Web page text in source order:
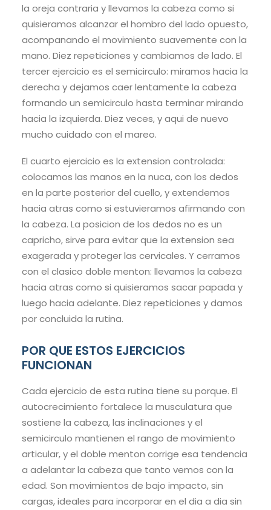
la oreja contraria y llevamos la cabeza como si
quisieramos alcanzar el hombro del lado opuesto,
acompanando el movimiento suavemente con la
mano. Diez repeticiones y cambiamos de lado. El
tercer ejercicio es el semicirculo: miramos hacia la
derecha y dejamos caer lentamente la cabeza
formando un semicirculo hasta terminar mirando
hacia la izquierda. Diez veces, y aqui de nuevo
mucho cuidado con el mareo.
El cuarto ejercicio es la extension controlada:
colocamos las manos en la nuca, con los dedos
en la parte posterior del cuello, y extendemos
hacia atras como si estuvieramos afirmando con
la cabeza. La posicion de los dedos no es un
capricho, sirve para evitar que la extension sea
exagerada y proteger las cervicales. Y cerramos
con el clasico doble menton: llevamos la cabeza
hacia atras como si quisieramos sacar papada y
luego hacia adelante. Diez repeticiones y damos
por concluida la rutina.
POR QUE ESTOS EJERCICIOS
FUNCIONAN
Cada ejercicio de esta rutina tiene su porque. El
autocrecimiento fortalece la musculatura que
sostiene la cabeza, las inclinaciones y el
semicirculo mantienen el rango de movimiento
articular, y el doble menton corrige esa tendencia
a adelantar la cabeza que tanto vemos con la
edad. Son movimientos de bajo impacto, sin
cargas, ideales para incorporar en el dia a dia sin